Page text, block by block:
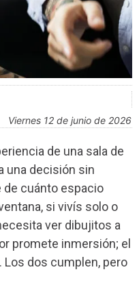
viernes 12 de junio de 2026
de una sala de
una decisión sin
de cuánto espacio
si vivís solo o
ver dibujitos a
promete inmersión; el
dos cumplen, pero